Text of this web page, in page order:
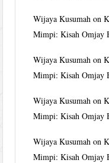
Wijaya Kusumah on
Mimpi: Kisah Omjay
Wijaya Kusumah on
Mimpi: Kisah Omjay
Wijaya Kusumah on
Mimpi: Kisah Omjay
Wijaya Kusumah on
Mimpi: Kisah Omjay